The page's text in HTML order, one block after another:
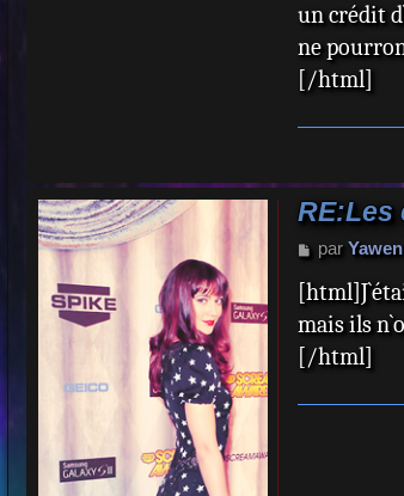
un crédit
ne
[/html]
RE:Les
M
s
a
g
par Yawen
mais ils
[/html]